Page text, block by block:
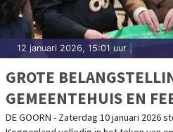
12 januari 2026, 15:01 uur
GROTE
GEMEENTEHUIS EN
UITREIKING
DE GOORN - Zaterdag 10 januari 2026